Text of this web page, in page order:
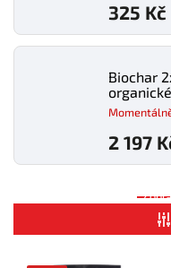
325 Kč
Biochar
2 197